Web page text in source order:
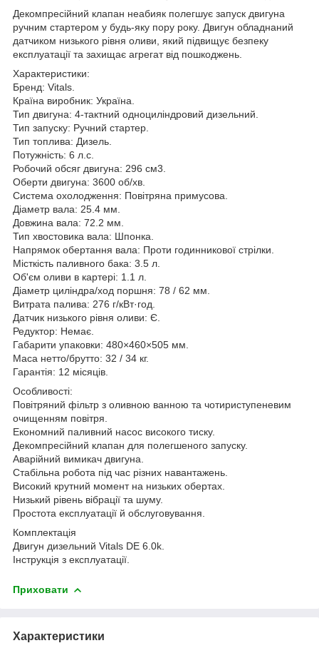
Декомпресійний клапан неабияк полегшує запуск двигуна
ручним стартером у будь-яку пору року. Двигун обладнаний
датчиком низького рівня оливи, який підвищує безпеку
експлуатації та захищає агрегат від пошкоджень.
Характеристики:
Бренд: Vitals.
Країна виробник: Україна.
Тип двигуна: 4-тактний одноциліндровий дизельний.
Тип запуску: Ручний стартер.
Тип топлива: Дизель.
Потужність: 6 л.с.
Робочий обсяг двигуна: 296 см3.
Оберти двигуна: 3600 об/хв.
Система охолодження: Повітряна примусова.
Діаметр вала: 25.4 мм.
Довжина вала: 72.2 мм.
Тип хвостовика вала: Шпонка.
Напрямок обертання вала: Проти годинникової стрілки.
Місткість паливного бака: 3.5 л.
Об'єм оливи в картері: 1.1 л.
Діаметр циліндра/ход поршня: 78 / 62 мм.
Витрата палива: 276 г/кВт·год.
Датчик низького рівня оливи: Є.
Редуктор: Немає.
Габарити упаковки: 480×460×505 мм.
Маса нетто/брутто: 32 / 34 кг.
Гарантія: 12 місяців.
Особливості:
Повітряний фільтр з оливною ванною та чотириступеневим
очищенням повітря.
Економний паливний насос високого тиску.
Декомпресійний клапан для полегшеного запуску.
Аварійний вимикач двигуна.
Стабільна робота під час різних навантажень.
Високий крутний момент на низьких обертах.
Низький рівень вібрації та шуму.
Простота експлуатації й обслуговування.
Комплектація
Двигун дизельний Vitals DE 6.0k.
Інструкція з експлуатації.
Приховати
Характеристики